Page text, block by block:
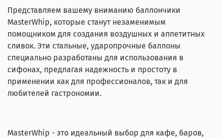
Представляем вашему вниманию баллончики
MasterWhip, которые станут незаменимым
помощником для создания воздушных и аппетитных
сливок. Эти стальные, ударопрочные баллоны
специально разработаны для использования в
сифонах, предлагая надежность и простоту в
применении как для профессионалов, так и для
любителей гастрономии.
MasterWhip - это идеальный выбор для кафе, баров,